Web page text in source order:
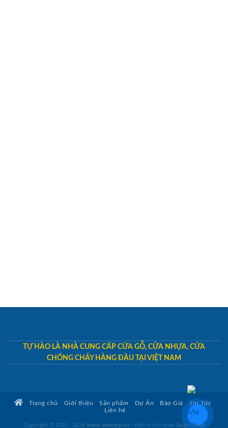
TỰ HÀO LÀ NHÀ CUNG CẤP CỬA GỖ, CỬA NHỰA, CỬA
CHỐNG CHÁY HÀNG ĐẦU TẠI VIỆT NAM
Trang chủ Giới thiệu Sản phẩm Dự Án Báo Giá
Tin Tức
Liên hệ
Copyright © 2010 - 2026 www.wincorp.vn- Đơn vị chủ quản SaigonDoor